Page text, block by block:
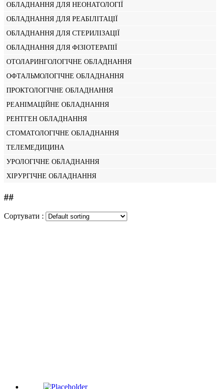
ОБЛАДНАННЯ ДЛЯ НЕОНАТОЛОГІЇ
ОБЛАДНАННЯ ДЛЯ РЕАБІЛІТАЦІЇ
ОБЛАДНАННЯ ДЛЯ СТЕРИЛІЗАЦІЇ
ОБЛАДНАННЯ ДЛЯ ФІЗІОТЕРАПІЇ
ОТОЛАРИНГОЛОГІЧНЕ ОБЛАДНАННЯ
ОФТАЛЬМОЛОГІЧНЕ ОБЛАДНАННЯ
ПРОКТОЛОГІЧНЕ ОБЛАДНАННЯ
РЕАНІМАЦІЙНЕ ОБЛАДНАННЯ
РЕНТГЕН ОБЛАДНАННЯ
СТОМАТОЛОГІЧНЕ ОБЛАДНАННЯ
ТЕЛЕМЕДИЦИНА
УРОЛОГІЧНЕ ОБЛАДНАННЯ
ХІРУРГІЧНЕ ОБЛАДНАННЯ
##
Сортувати :